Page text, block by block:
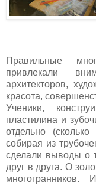
Правильные
привлекали
архитекторов,
красота,
Ученики,
пластилина и
отдельно
собирая из
сделали выводы о
друг в друга. О
многогранников.